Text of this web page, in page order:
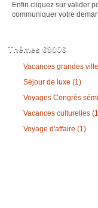
Enfin cliquez sur valider
communiquer votre
Thèmes 69006
Vacances grandes
Séjour de luxe (1)
Voyages Congrès
Vacances culturelles
Voyage d'affaire (1)